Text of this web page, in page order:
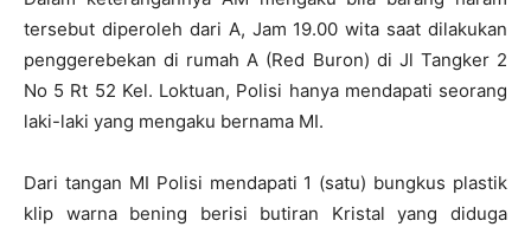
tersebut diperoleh dari A, Jam 19.00 wita saat dilakukan
penggerebekan di rumah A (Red Buron) di Jl Tangker 2
No 5 Rt 52 Kel. Loktuan, Polisi hanya mendapati seorang
laki-laki yang mengaku bernama MI.
Dari tangan MI Polisi mendapati 1 (satu) bungkus plastik
klip warna bening berisi butiran Kristal yang diduga